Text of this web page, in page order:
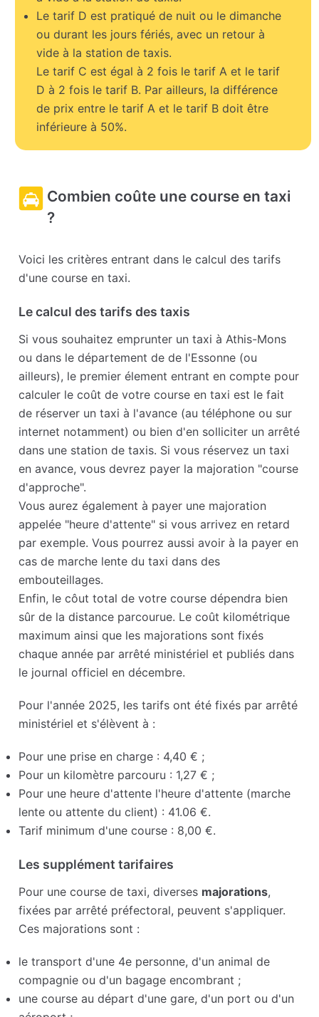
Le tarif D est pratiqué de nuit ou le dimanche
ou durant les jours fériés, avec un retour à
vide à la station de taxis.
Le tarif C est égal à 2 fois le tarif A et le tarif
D à 2 fois le tarif B. Par ailleurs, la différence
de prix entre le tarif A et le tarif B doit être
inférieure à 50%.
Combien coûte une course en taxi
?
Voici les critères entrant dans le calcul des tarifs
d'une course en taxi.
Le calcul des tarifs des taxis
Si vous souhaitez emprunter un taxi à Athis-Mons
ou dans le département de de l'Essonne (ou
ailleurs), le premier élement entrant en compte pour
calculer le coût de votre course en taxi est le fait
de réserver un taxi à l'avance (au téléphone ou sur
internet notamment) ou bien d'en solliciter un arrêté
dans une station de taxis. Si vous réservez un taxi
en avance, vous devrez payer la majoration "course
d'approche".
Vous aurez également à payer une majoration
appelée "heure d'attente" si vous arrivez en retard
par exemple. Vous pourrez aussi avoir à la payer en
cas de marche lente du taxi dans des
embouteillages.
Enfin, le côut total de votre course dépendra bien
sûr de la distance parcourue. Le coût kilométrique
maximum ainsi que les majorations sont fixés
chaque année par arrêté ministériel et publiés dans
le journal officiel en décembre.
Pour l'année 2025, les tarifs ont été fixés par arrêté
ministériel et s'élèvent à :
Pour une prise en charge : 4,40 € ;
Pour un kilomètre parcouru : 1,27 € ;
Pour une heure d'attente l'heure d'attente (marche
lente ou attente du client) : 41.06 €.
Tarif minimum d'une course : 8,00 €.
Les supplément tarifaires
Pour une course de taxi, diverses majorations,
fixées par arrêté préfectoral, peuvent s'appliquer.
Ces majorations sont :
le transport d'une 4e personne, d'un animal de
compagnie ou d'un bagage encombrant ;
une course au départ d'une gare, d'un port ou d'un